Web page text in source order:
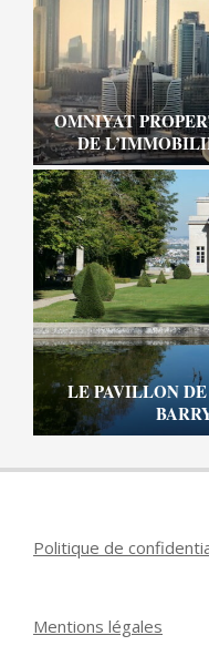
OMNIYAT
DE
LE PAVILLON
Politique de
Mentions légales